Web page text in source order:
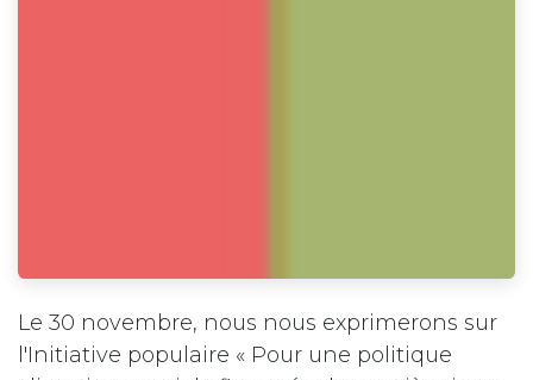
Le 30 novembre, nous nous exprimerons sur
l'Initiative populaire « Pour une politique